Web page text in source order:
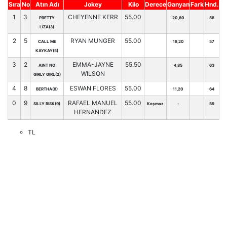
Sıra No Atın Adı Jokey Kilo DereceGanyanFarkHnd.
1
3
PRETTY
LIZA(3)
CHEYENNE KERR 55.00 20,60 58
2 5
CALL ME
KAYKAY(5)
RYAN MUNGER 55.00 18,20 57
3 2
AINT NO
GIRLY GIRL(2)
EMMA-JAYNE
WILSON
55.50 4,85 63
4 8 BERTHA(8) ESWAN FLORES 55.00 11,20 64
0 9 SILLY RISK(9)
RAFAEL MANUEL
HERNANDEZ
55.00 Koşmaz - 59
TL